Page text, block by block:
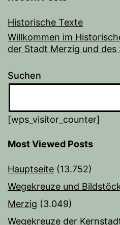
Historische Texte
Willkommen im
der Stadt Merzig und des
Suchen
[wps_visitor_counter]
Most Viewed Posts
Hauptseite (13.752)
Wegekreuze und
Merzig (3.049)
Wegekreuze der